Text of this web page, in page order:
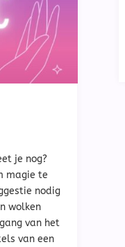
je nog?
magie te
nodig
wolken
van het
van een